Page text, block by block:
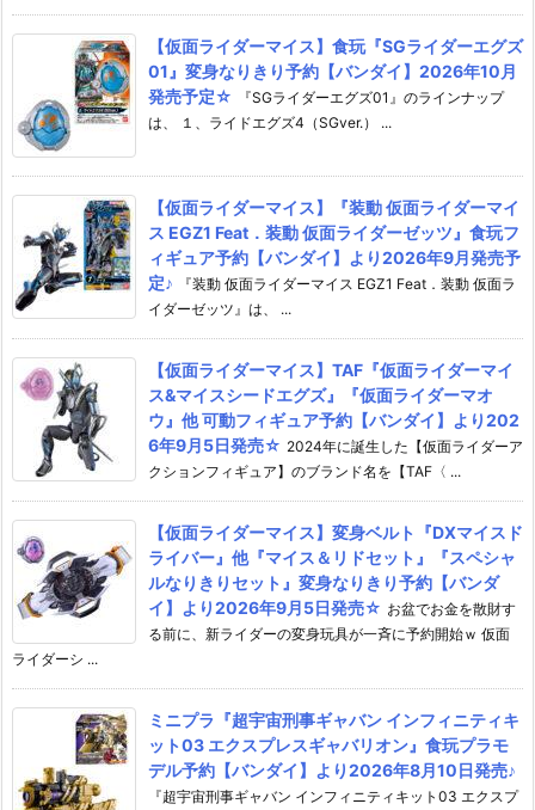
【仮面ライダーマイス】食玩『SGライダーエグズ
01』変身なりきり予約【バンダイ】2026年10月
発売予定☆
『SGライダーエグズ01』のラインナップ
は、 １、ライドエグズ4（SGver.） ...
【仮面ライダーマイス】『装動 仮面ライダーマイ
ス EGZ1 Feat．装動 仮面ライダーゼッツ』食玩フ
ィギュア予約【バンダイ】より2026年9月発売予
定♪
『装動 仮面ライダーマイス EGZ1 Feat．装動 仮面ラ
イダーゼッツ』は、 ...
【仮面ライダーマイス】TAF『仮面ライダーマイ
ス&マイスシードエグズ』『仮面ライダーマオ
ウ』他 可動フィギュア予約【バンダイ】より202
6年9月5日発売☆ 2024年に誕生した【仮面ライダーア
クションフィギュア】のブランド名を【TAF〈 ...
【仮面ライダーマイス】変身ベルト『DXマイスド
ライバー』他『マイス＆リドセット』『スペシャ
ルなりきりセット』変身なりきり予約【バンダ
イ】より2026年9月5日発売☆ お盆でお金を散財す
る前に、新ライダーの変身玩具が一斉に予約開始ｗ 仮面
ライダーシ ...
ミニプラ『超宇宙刑事ギャバン インフィニティキ
ット03 エクスプレスギャバリオン』食玩プラモ
デル予約【バンダイ】より2026年8月10日発売♪
『超宇宙刑事ギャバン インフィニティキット03 エクスプ